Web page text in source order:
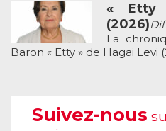
« Etty
(2026)
La
Baron « Etty » de Hagai Levi
Suivez-nous